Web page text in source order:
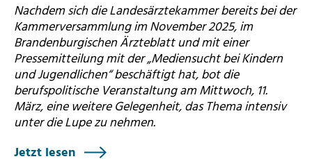
Nachdem sich die Landesärztekammer bereits bei der
Kammerversammlung im November 2025, im
Brandenburgischen Ärzteblatt und mit einer
Pressemitteilung mit der „Mediensucht bei Kindern
und Jugendlichen“ beschäftigt hat, bot die
berufspolitische Veranstaltung am Mittwoch, 11.
März, eine weitere Gelegenheit, das Thema intensiv
unter die Lupe zu nehmen.
Jetzt lesen